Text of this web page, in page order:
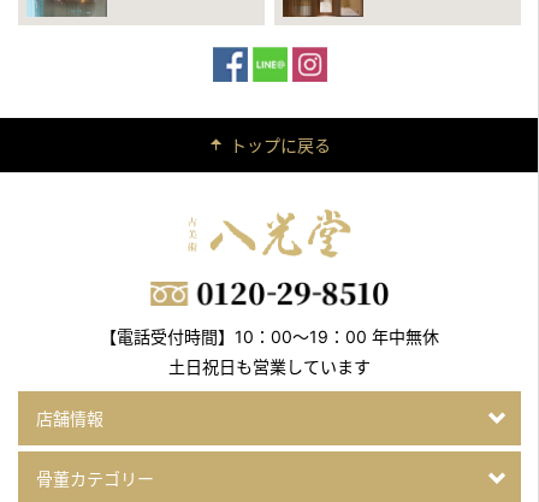
トップに戻る
【電話受付時間】10：00～19：00 年中無休
土日祝日も営業しています
店舗情報
骨董カテゴリー